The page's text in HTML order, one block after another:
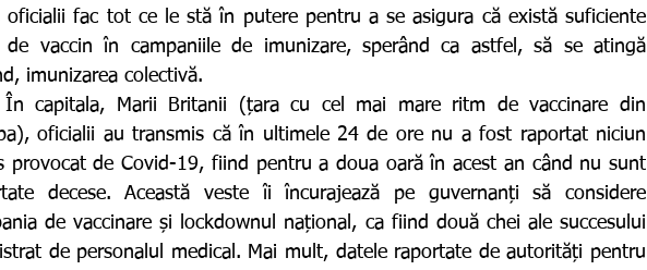
oficialii fac tot ce le stă în putere pentru a se asigura că există suficiente
de vaccin în campaniile de imunizare, sperând ca astfel, să se atingă
imunizarea colectivă.
oficialii au transmis că în ultimele 24 de ore nu a fost raportat niciun
provocat de Covid-19, fiind pentru a doua oară în acest an când nu sunt
decese. Această veste îi încurajează pe guvernanți să considere
de vaccinare și lockdownul național, ca fiind două chei ale succesului
de personalul medical. Mai mult, datele raportate de autorități pentru